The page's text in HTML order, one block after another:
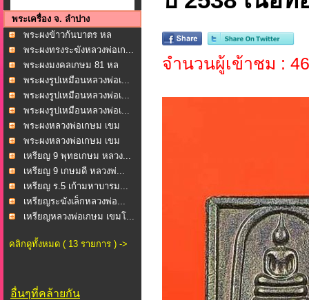
พระเครื่อง จ. ลำปาง
พระผงข้าวก้นบาตร หล
วงพ...พระผงทรงระฆังหลวงพ่อเก...
พระผงมงคลเกษม 81 หล
วงพ...พระผงรูปเหมือนหลวงพ่อเ...
พระผงรูปเหมือนหลวงพ่อเ...
พระผงรูปเหมือนหลวงพ่อเ...
พระผงหลวงพ่อเกษม เขม
โก...
พระผงหลวงพ่อเกษม เขม
โก...
เหรียญ 9 พุทธเกษม หลวง...
เหรียญ 9 เกษมดี หลวงพ่...
เหรียญ ร.5 เก้ามหาบารม...
เหรียญระฆังเล็กหลวงพ่อ...
เหรียญหลวงพ่อเกษม เขมโ...
คลิกดูทั้งหมด ( 13 รายการ ) ->
อื่นๆที่คล้ายกัน
จำนวนผู้เข้าชม :